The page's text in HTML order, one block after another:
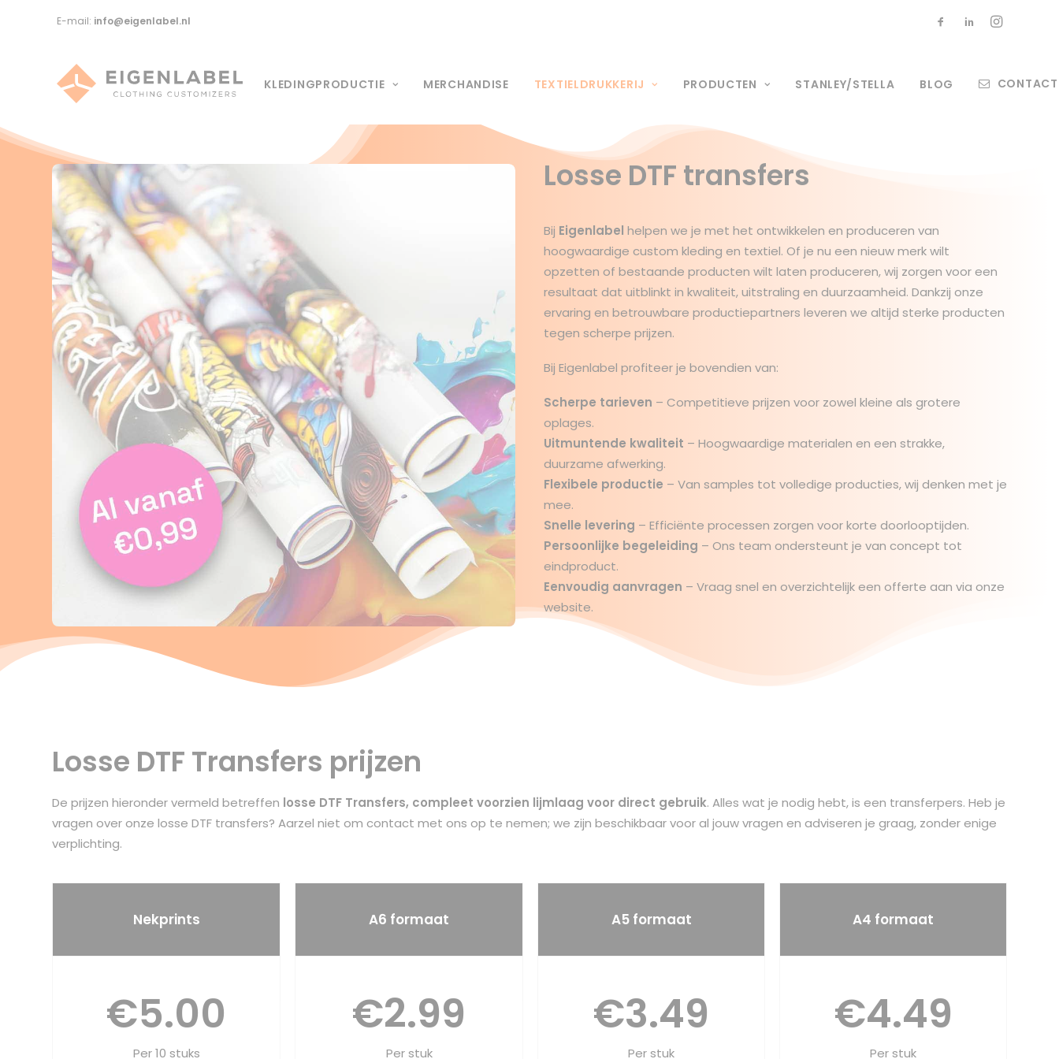
E-mail: info@eigenlabel.nl
KLEDINGPRODUCTIE MERCHANDISE TEXTIELDRUKKERIJ PRODUCTEN STANLEY/STELLA BLOG CONTACT
Losse DTF transfers
Bij Eigenlabel helpen we je met het ontwikkelen en produceren van
hoogwaardige custom kleding en textiel. Of je nu een nieuw merk wilt
opzetten of bestaande producten wilt laten produceren, wij zorgen voor een
resultaat dat uitblinkt in kwaliteit, uitstraling en duurzaamheid. Dankzij onze
ervaring en betrouwbare productiepartners leveren we altijd sterke producten
tegen scherpe prijzen.
Bij Eigenlabel profiteer je bovendien van:
Scherpe tarieven – Competitieve prijzen voor zowel kleine als grotere
oplages.
Uitmuntende kwaliteit – Hoogwaardige materialen en een strakke,
duurzame afwerking.
Flexibele productie – Van samples tot volledige producties, wij denken met je
mee.
Snelle levering – Efficiënte processen zorgen voor korte doorlooptijden.
Persoonlijke begeleiding – Ons team ondersteunt je van concept tot
eindproduct.
Eenvoudig aanvragen – Vraag snel en overzichtelijk een offerte aan via onze
website.
Losse DTF Transfers prijzen
De prijzen hieronder vermeld betreffen losse DTF Transfers, compleet voorzien lijmlaag voor direct gebruik. Alles wat je nodig hebt, is een transferpers. Heb je
vragen over onze losse DTF transfers? Aarzel niet om contact met ons op te nemen; we zijn beschikbaar voor al jouw vragen en adviseren je graag, zonder enige
verplichting.
Nekprints
€5.00
Per 10 stuks
A6 formaat
€2.99
Per stuk
A5 formaat
€3.49
Per stuk
A4 formaat
€4.49
Per stuk